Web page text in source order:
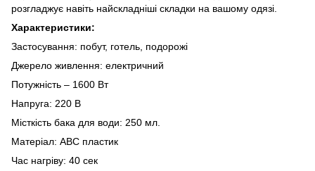
розгладжує навіть найскладніші складки на вашому одязі.
Характеристики:
Застосування: побут, готель, подорожі
Джерело живлення: електричний
Потужність – 1600 Вт
Напруга: 220 В
Місткість бака для води: 250 мл.
Матеріал: АВС пластик
Час нагріву: 40 сек